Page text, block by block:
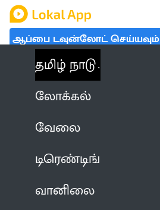
ஆப்பை டவுன்லோட் செய்யவும்
தமிழ் நாடு
லோக்கல்
வேலை
டிரெண்டிங்
வானிலை